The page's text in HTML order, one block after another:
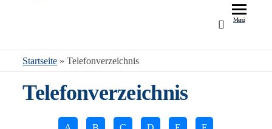
rzu den
Menü
Startseite »Telefonverzeichnis
Telefonverzeichnis